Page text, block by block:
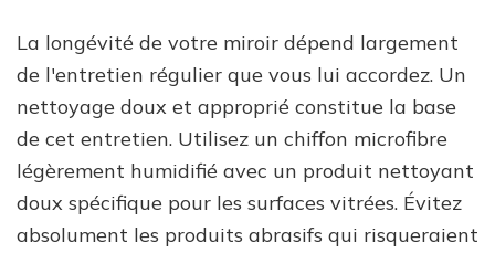
La longévité de votre miroir dépend largement
de l'entretien régulier que vous lui accordez. Un
nettoyage doux et approprié constitue la base
de cet entretien. Utilisez un chiffon microfibre
légèrement humidifié avec un produit nettoyant
doux spécifique pour les surfaces vitrées. Évitez
absolument les produits abrasifs qui risqueraient